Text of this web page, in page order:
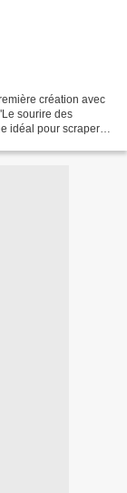
création avec
sourire des
idéal pour scraper